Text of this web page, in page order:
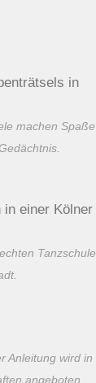
machen Spaße
Tanzschule
Anleitung wird in
angeboten.